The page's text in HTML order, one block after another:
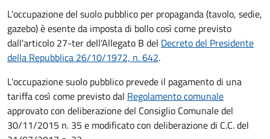
L'occupazione del suolo pubblico per propaganda (tavolo, sedie,
gazebo) è esente da imposta di bollo così come previsto
dall'articolo 27-ter dell'Allegato B del Decreto del Presidente
della Repubblica 26/10/1972, n. 642.
L'occupazione suolo pubblico prevede il pagamento di una
tariffa così come previsto dal Regolamento comunale
approvato con deliberazione del Consiglio Comunale del
30/11/2015 n. 35 e modificato con deliberazione di C.C. del